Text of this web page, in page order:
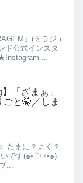
』(ミラジェ
ド公式インスタ
...
「ざまぁ」
と🤫／しま
たまに？よく？
いです(๑•ૅㅁ•๑)
...